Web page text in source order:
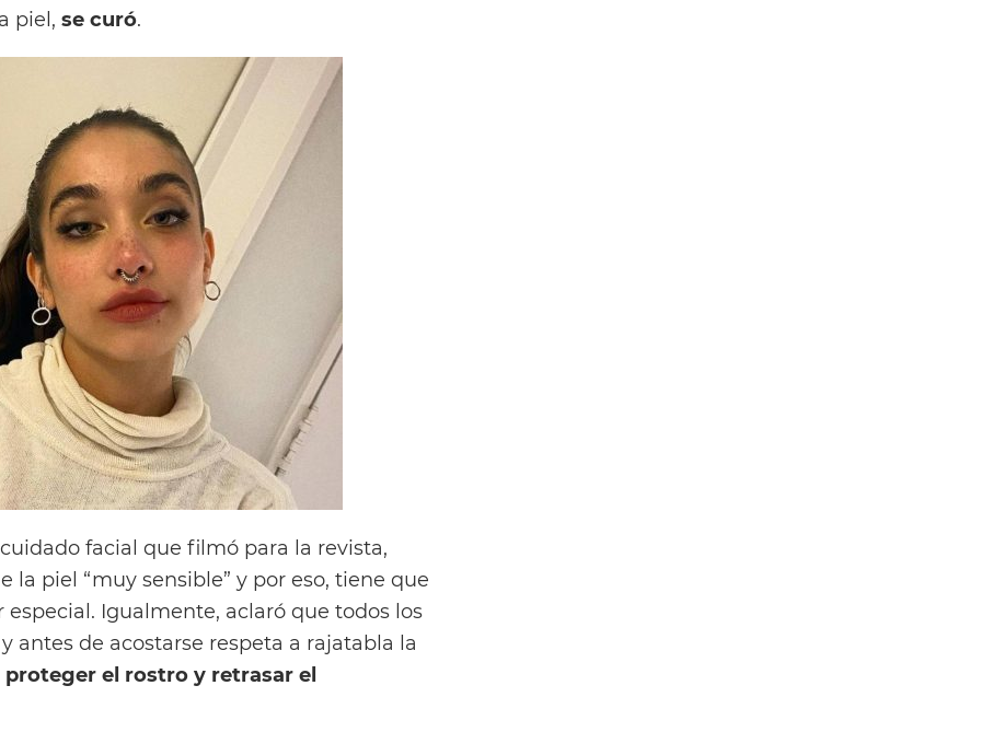
piel, se curó.
facial que filmó para la revista,
la piel “muy sensible” y por eso, tiene que
Igualmente, aclaró que todos los
antes de acostarse respeta a rajatabla la
proteger el rostro y retrasar el